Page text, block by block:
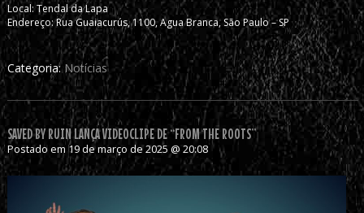
Local: Tendal da Lapa
Endereço: Rua Guaiacurús, 1100, Agua Branca, São Paulo – SP
Categoria:Notícias
SAVED BY RUIN LANÇA VIDEOCLIPE DE “FROM THE ROOTS”
Postado em 19 de março de 2025 @ 20:08